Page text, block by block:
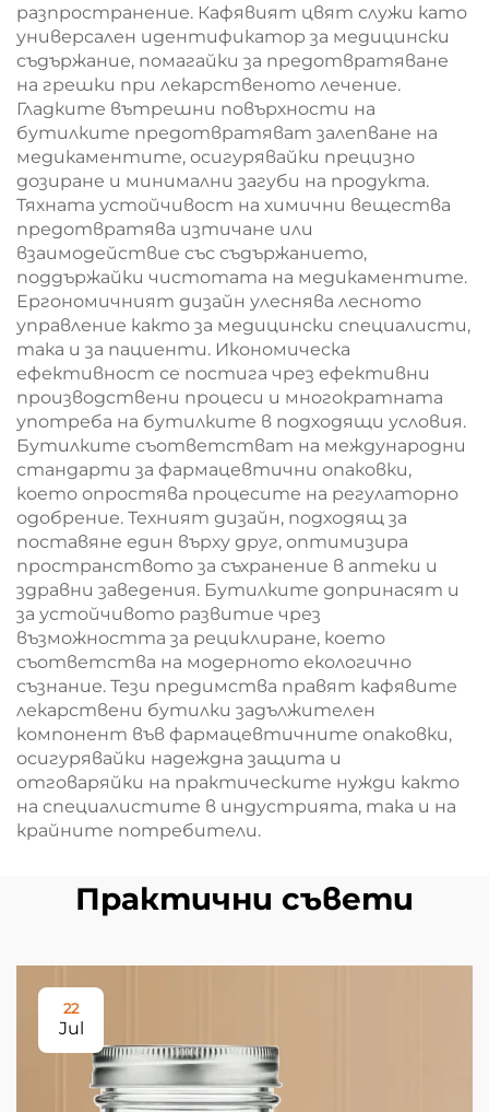
разпространение. Кафявият цвят служи като
универсален идентификатор за медицински
съдържание, помагайки за предотвратяване
на грешки при лекарственото лечение.
Гладките вътрешни повърхности на
бутилките предотвратяват залепване на
медикаментите, осигурявайки прецизно
дозиране и минимални загуби на продукта.
Тяхната устойчивост на химични вещества
предотвратява изтичане или
взаимодействие със съдържанието,
поддържайки чистотата на медикаментите.
Ергономичният дизайн улеснява лесното
управление както за медицински специалисти,
така и за пациенти. Икономическа
ефективност се постига чрез ефективни
производствени процеси и многократната
употреба на бутилките в подходящи условия.
Бутилките съответстват на международни
стандарти за фармацевтични опаковки,
което опростява процесите на регулаторно
одобрение. Техният дизайн, подходящ за
поставяне един върху друг, оптимизира
пространството за съхранение в аптеки и
здравни заведения. Бутилките допринасят и
за устойчивото развитие чрез
възможността за рециклиране, което
съответства на модерното екологично
съзнание. Тези предимства правят кафявите
лекарствени бутилки задължителен
компонент във фармацевтичните опаковки,
осигурявайки надеждна защита и
отговаряйки на практическите нужди както
на специалистите в индустрията, така и на
крайните потребители.
Практични съвети
22
Jul